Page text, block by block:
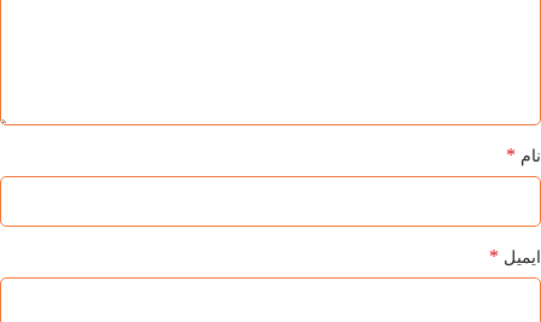
نام *
ایمیل *